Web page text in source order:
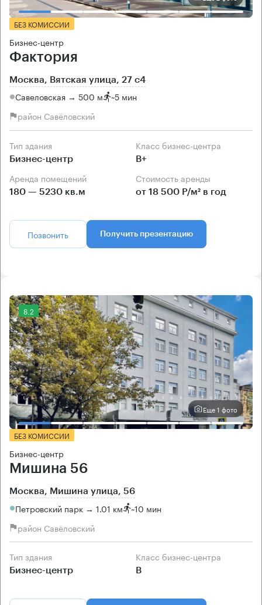
БЕЗ КОМИССИИ
Бизнес-центр
Фактория
Москва, Вятская улица, 27 с4
Савеловская → 500 м ~5 мин
район Савёловский
Тип здания
Бизнес-центр
Класс бизнес-центра
B+
Аренда помещений
180 — 5230 кв.м
Стоимость аренды
от 18 500 Р/м² в год
Позвонить Получить презентацию
8.2
Еще 1 фото
БЕЗ КОМИССИИ
Бизнес-центр
Мишина 56
Москва, Мишина улица, 56
Петровский парк → 1.01 км ~10 мин
район Савёловский
Тип здания
Бизнес-центр
Класс бизнес-центра
B